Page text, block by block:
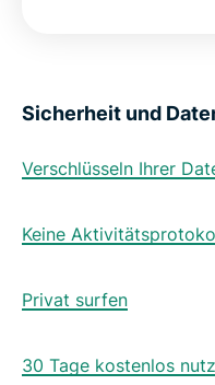
Sicherheit und
Verschlüsseln Ihrer
Keine
Privat surfen
30 Tage kostenlos